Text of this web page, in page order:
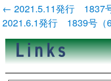
投
稿
ナ
ビ
ゲ
ー
シ
← 2021.5.11発行 1837
2021.6.1発行 1839号（6